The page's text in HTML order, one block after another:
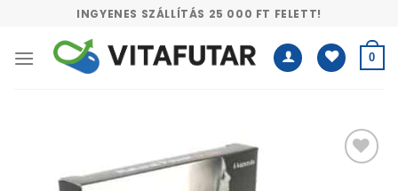
content
INGYENES SZÁLLÍTÁS 25 000 FT FELETT!
0